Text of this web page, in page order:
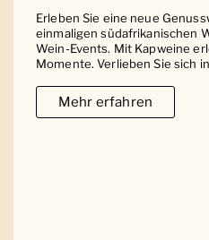
Erleben Sie eine neue
einmaligen südafrikanischen
Wein-Events. Mit Kapweine
Momente. Verlieben Sie sich
Mehr erfahren